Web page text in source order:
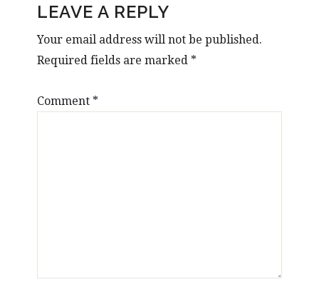
INTERACTIONS
LEAVE A REPLY
Your email address will not be published.
Required fields are marked *
Comment *